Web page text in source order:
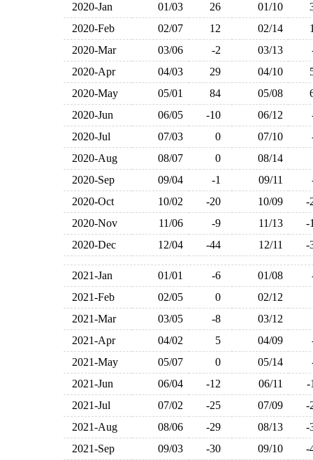
2020-Jan 01/03 26 01/10
2020-Feb
02/07 12 02/14
2020-Mar
03/06 -2 03/13
2020-Apr
04/03 29 04/10
2020-May
05/01 84 05/08
2020-Jun
06/05 -10 06/12
2020-Jul
07/03 0 07/10
2020-Aug
08/07 0
08/14
2020-Sep
09/04 -1 09/11
2020-Oct
10/02 -20 10/09
2020-Nov
11/06 -9 11/13
2020-Dec
12/04 -44 12/11
2021-Jan 01/01 -6 01/08
2021-Feb
02/05 0
02/12
2021-Mar
03/05 -8
03/12
2021-Apr
04/02 5 04/09
2021-May
05/07 0 05/14
2021-Jun
06/04 -12 06/11
2021-Jul
07/02 -25 07/09
2021-Aug
08/06 -29 08/13
2021-Sep
09/03 -30 09/10